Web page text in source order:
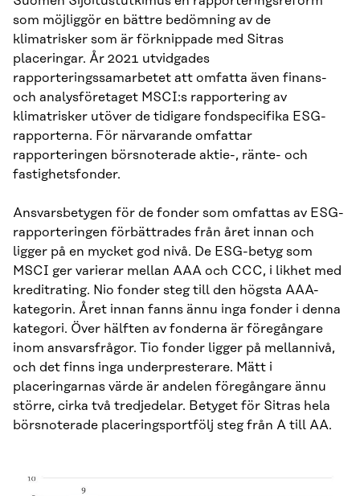
som möjliggör en bättre bedömning av de
klimatrisker som är förknippade med Sitras
placeringar. År 2021 utvidgades
rapporteringssamarbetet att omfatta även finans-
och analysföretaget MSCI:s rapportering av
klimatrisker utöver de tidigare fondspecifika ESG-
rapporterna. För närvarande omfattar
rapporteringen börsnoterade aktie-, ränte- och
fastighetsfonder.
Ansvarsbetygen för de fonder som omfattas av ESG-
rapporteringen förbättrades från året innan och
ligger på en mycket god nivå. De ESG-betyg som
MSCI ger varierar mellan AAA och CCC, i likhet med
kreditrating. Nio fonder steg till den högsta AAA-
kategorin. Året innan fanns ännu inga fonder i denna
kategori. Över hälften av fonderna är föregångare
inom ansvarsfrågor. Tio fonder ligger på mellannivå,
och det finns inga underpresterare. Mätt i
placeringarnas värde är andelen föregångare ännu
större, cirka två tredjedelar. Betyget för Sitras hela
börsnoterade placeringsportfölj steg från A till AA.